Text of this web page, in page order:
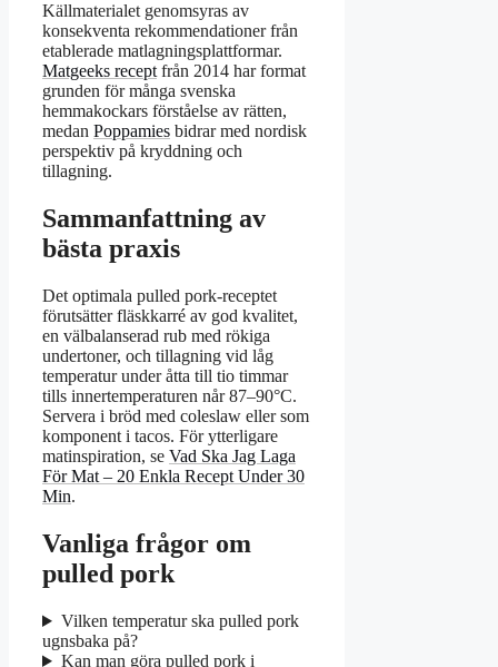
Källmaterialet genomsyras av
konsekventa rekommendationer från
etablerade matlagningsplattformar.
Matgeeks recept från 2014 har format
grunden för många svenska
hemmakockars förståelse av rätten,
medan Poppamies bidrar med nordisk
perspektiv på kryddning och
tillagning.
Sammanfattning av
bästa praxis
Det optimala pulled pork-receptet
förutsätter fläskkarré av god kvalitet,
en välbalanserad rub med rökiga
undertoner, och tillagning vid låg
temperatur under åtta till tio timmar
tills innertemperaturen når 87–90°C.
Servera i bröd med coleslaw eller som
komponent i tacos. För ytterligare
matinspiration, se Vad Ska Jag Laga
För Mat – 20 Enkla Recept Under 30
Min.
Vanliga frågor om
pulled pork
Vilken temperatur ska pulled pork
ugnsbaka på?
Kan man göra pulled pork i